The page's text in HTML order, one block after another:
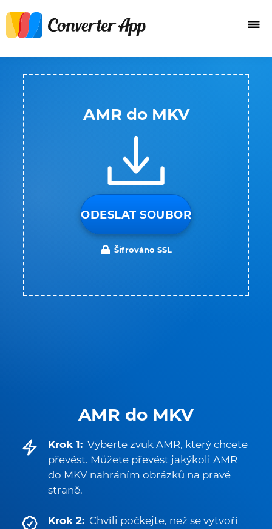
AMR do MKV
Krok 1: Vyberte zvuk AMR, který chcete
převést. Můžete převést jakýkoli AMR
do MKV nahráním obrázků na pravé
straně.
Krok 2: Chvíli počkejte, než se vytvoří
AMR do MKV
ODESLAT SOUBOR
Šifrováno SSL